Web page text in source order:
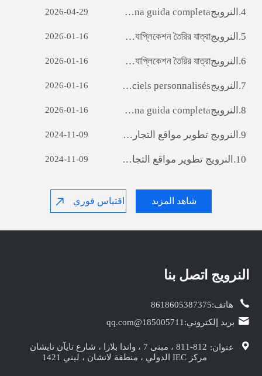
شاهد المزيد اقتباس فوري
4. النرويج‎ Sviluppo di siti web per il commercio estero: una guida completa 2026-04-29
5. النرويج‎ ara অ্যাপ ডেভেলপমেন্টঃ একটি সফল মোবাইল অ্যাপ্লিকেশন তৈরির যাত্রা 2026-01-16
6. النرويج‎ ara অ্যাপ ডেভেলপমেন্টঃ একটি সফল মোবাইল অ্যাপ্লিকেশন তৈরির যাত্রা 2026-01-16
7. النرويج‎ Débloquer le potentiel des entreprises: le pouvoir du développement de logiciels personnalisés 2026-01-16
8. النرويج‎ Sviluppo di siti web per il commercio estero: una guida completa 2026-01-16
9. النرويج‎ تطوير مواقع التجارة الخارجية : A دليل شامل 2024-11-09
10. النرويج‎ تطوير مواقع التجارة الخارجية : A دليل شامل 2024-11-09
النرويج‎ اتصل بنا
هاتف:8618605387375
بريد إلكتروني: 185005711@qq.com
عنوان: 811-812 ، مبنى 7 ، واندا بلازا ، شارع تايآن تايشان
مركز IEC الدولي ، منطقة لانشان ، ليني 1421